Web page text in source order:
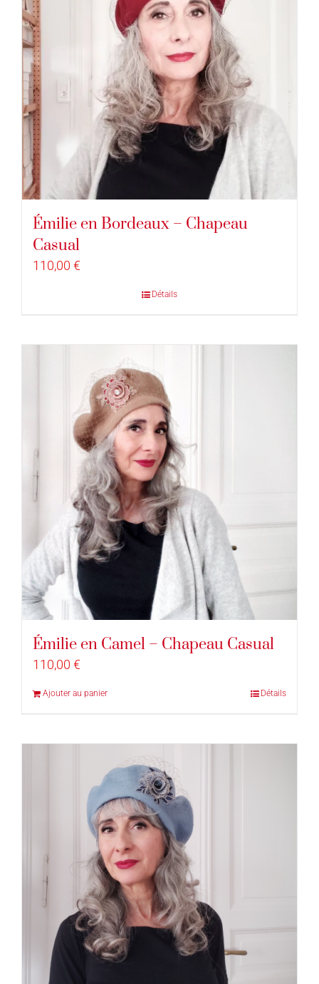
Émilie en Bordeaux – Chapeau
Casual
110,00 €
Détails
Émilie en Camel – Chapeau Casual
110,00 €
Ajouter au panier Détails